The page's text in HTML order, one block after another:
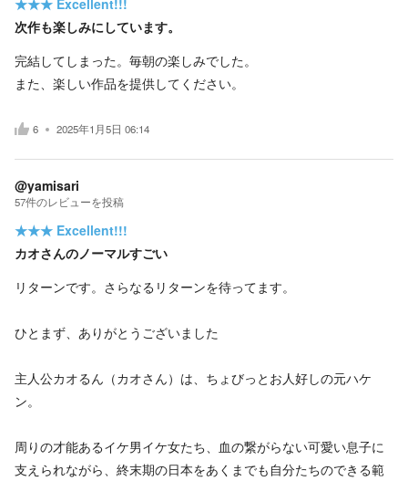
次作も楽しみにしています。
完結してしまった。毎朝の楽しみでした。
また、楽しい作品を提供してください。
6 2025年1月5日 06:14
@yamisari
57件のレビューを投稿
★★★ Excellent!!!
カオさんのノーマルすごい
リターンです。さらなるリターンを待ってます。
ひとまず、ありがとうございました
主人公カオるん（カオさん）は、ちょびっとお人好しの元ハケ
ン。
周りの才能あるイケ男イケ女たち、血の繋がらない可愛い息子に
支えられながら、終末期の日本をあくまでも自分たちのできる範